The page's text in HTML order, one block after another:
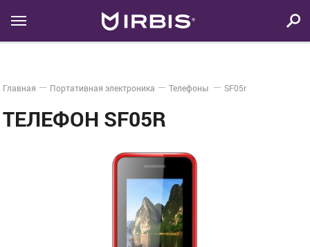
Главная Портативная электроника Телефоны SF05r
ТЕЛЕФОН SF05R